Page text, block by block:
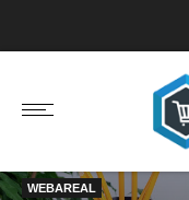
WEBAREAL